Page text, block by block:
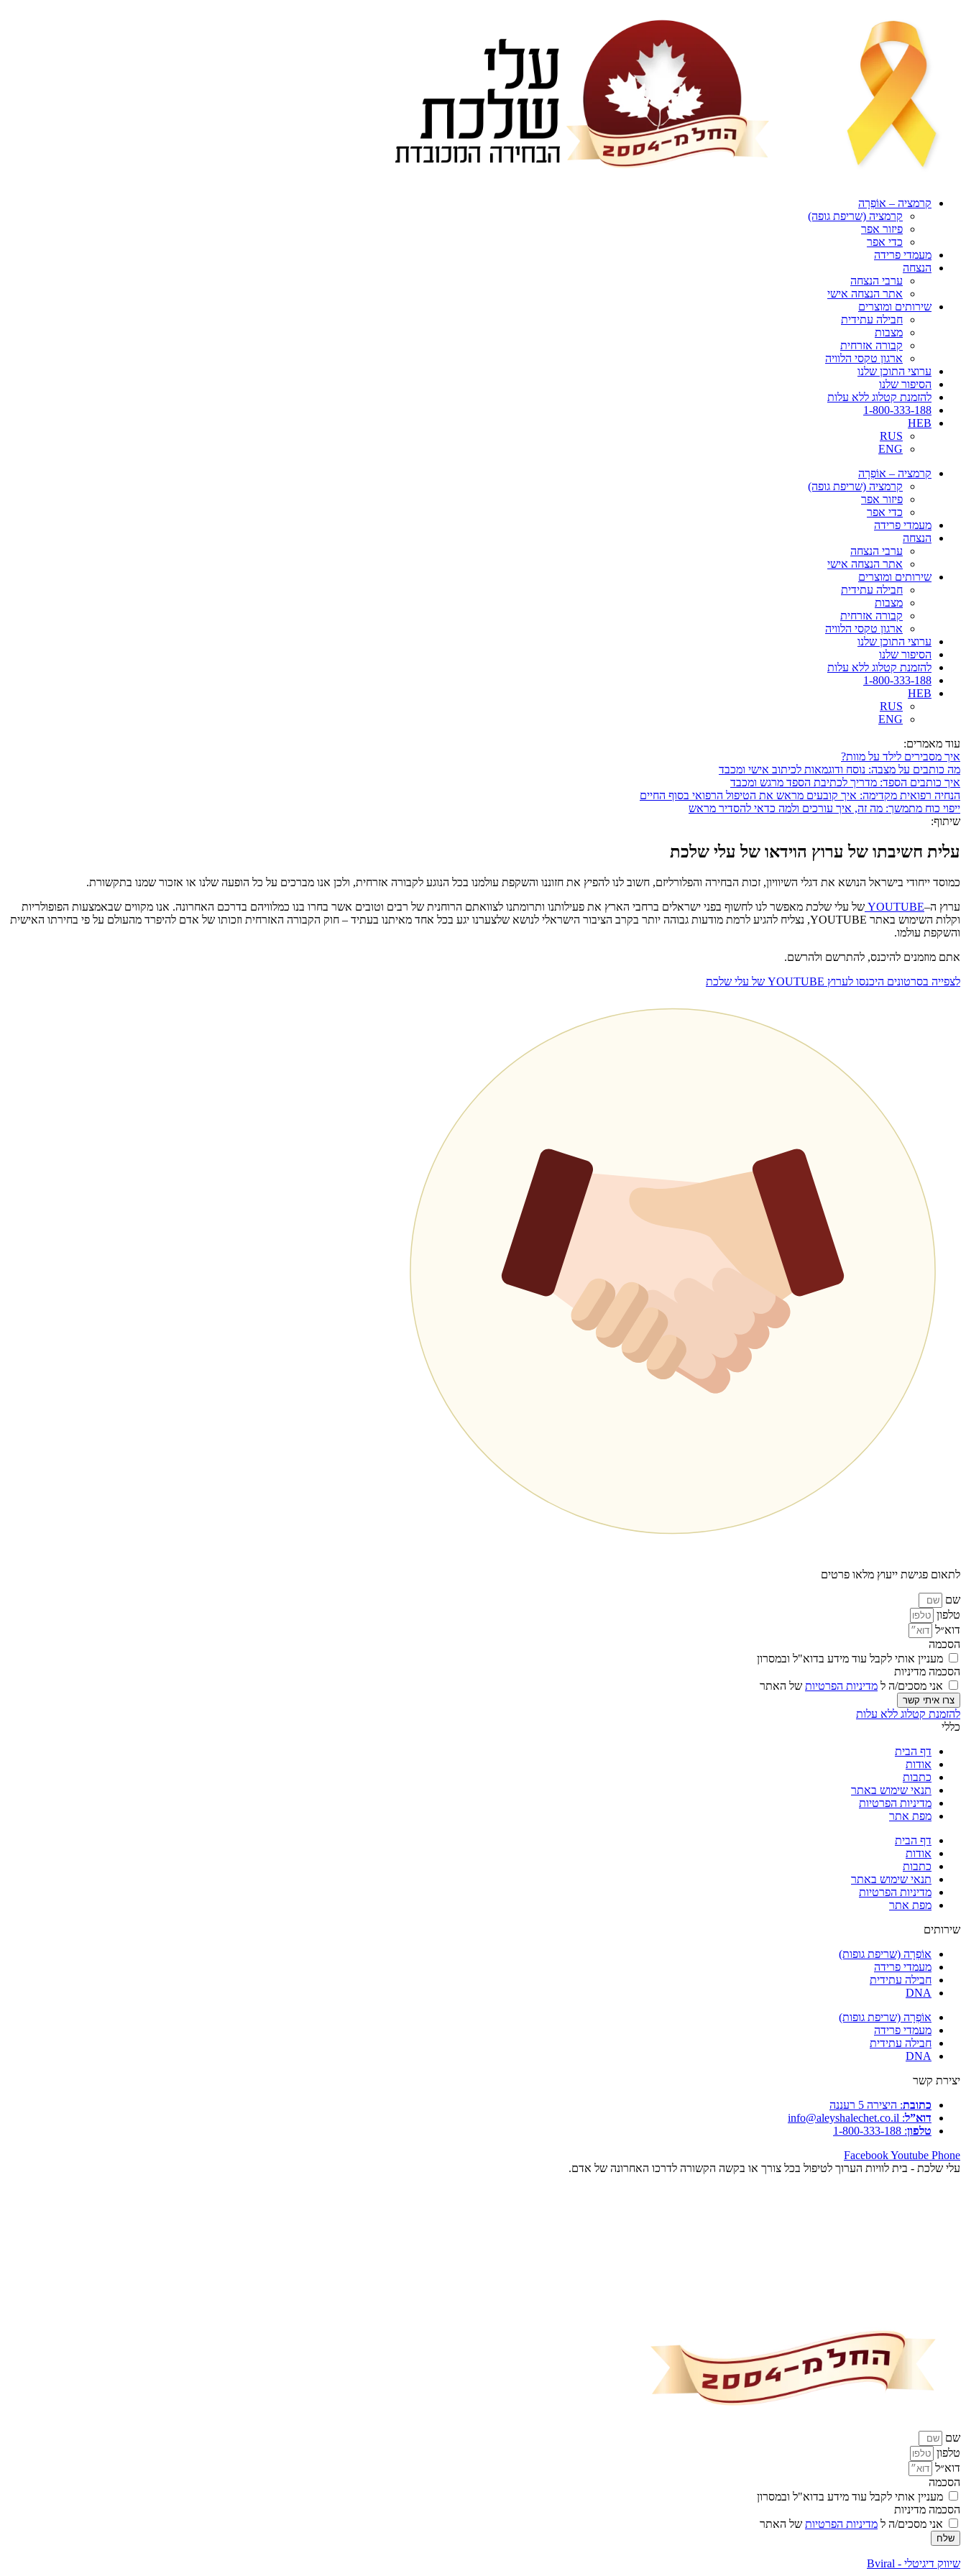
קרמציה – אוֹפְרָה
קרמציה (שריפת גופה)
פיזור אפר
כדי אפר
מעמדי פרידה
הנצחה
ערבי הנצחה
אתר הנצחה אישי
שירותים ומוצרים
חבילה עתידית
מצבות
קבורה אזרחית
ארגון טקסי הלוויה
ערוצי התוכן שלנו
הסיפור שלנו
להזמנת קטלוג ללא עלות
1-800-333-188
HEB
RUS
ENG
קרמציה – אוֹפְרָה
קרמציה (שריפת גופה)
פיזור אפר
כדי אפר
מעמדי פרידה
הנצחה
ערבי הנצחה
אתר הנצחה אישי
שירותים ומוצרים
חבילה עתידית
מצבות
קבורה אזרחית
ארגון טקסי הלוויה
ערוצי התוכן שלנו
הסיפור שלנו
להזמנת קטלוג ללא עלות
1-800-333-188
HEB
RUS
ENG
עוד מאמרים:
איך מסבירים לילד על מוות?
מה כותבים על מצבה: נוסח ודוגמאות לכיתוב אישי ומכבד
איך כותבים הספד: מדריך לכתיבת הספד מרגש ומכבד
הנחיה רפואית מקדימה: איך קובעים מראש את הטיפול הרפואי בסוף החיים
ייפוי כוח מתמשך: מה זה, איך עורכים ולמה כדאי להסדיר מראש
שיתוף:
עלית חשיבתו של ערוץ הוידאו של עלי שלכת
כמוסד ייחודי בישראל הנושא את דגלי השיוויון, זכות הבחירה והפלורליזם, חשוב לנו להפיץ את חזוננו והשקפת עולמנו בכל הנוגע לקבורה אזרחית, ולכן אנו מברכים על כל הופעה שלנו או אזכור שמנו בתקשורת.
ערוץ ה–
YOUTUBE של עלי שלכת מאפשר לנו לחשוף בפני ישראלים ברחבי הארץ את פעילותנו ותרומתנו לצוואתם הרוחנית של רבים וטובים אשר בחרו בנו כמלוויהם בדרכם האחרונה. אנו מקווים שבאמצעות הפופולריות
וקלות השימוש באתר YOUTUBE, נצליח להגיע לרמת מודעות גבוהה יותר בקרב הציבור הישראלי לנושא שלצערנו יגע בכל אחד מאיתנו בעתיד – חוק הקבורה האזרחית וזכותו של אדם להיפרד מהעולם על פי בחירתו האישית
והשקפת עולמו.
אתם מוזמנים להיכנס, להתרשם ולהרשם.
לצפייה בסרטונים היכנסו לערוץ YOUTUBE של עלי שלכת
לתאום פגישת ייעוץ מלאו פרטים
שם
טלפון
דוא״ל
הסכמה
מעניין אותי לקבל עוד מידע בדוא"ל ובמסרון
הסכמה מדיניות
אני מסכים/ה ל מדיניות הפרטיות של האתר
צרו איתי קשר
להזמנת קטלוג ללא עלות
כללי
דף הבית
אודות
כתבות
תנאי שימוש באתר
מדיניות הפרטיות
מפת אתר
דף הבית
אודות
כתבות
תנאי שימוש באתר
מדיניות הפרטיות
מפת אתר
שירותים
אוֹפְרָה (שריפת גופות)
מעמדי פרידה
חבילה עתידית
DNA
אוֹפְרָה (שריפת גופות)
מעמדי פרידה
חבילה עתידית
DNA
יצירת קשר
כתובת: היצירה 5 רעננה
דוא”ל: info@aleyshalechet.co.il
טלפון: 1-800-333-188
FacebookYoutube Phone
עלי שלכת - בית לוויות הערוך לטיפול בכל צורך או בקשה הקשורה לדרכו האחרונה של אדם.
שם
טלפון
דוא״ל
הסכמה
מעניין אותי לקבל עוד מידע בדוא"ל ובמסרון
הסכמה מדיניות
אני מסכים/ה ל מדיניות הפרטיות של האתר
שלח
שיווק דיגיטלי - Bviral